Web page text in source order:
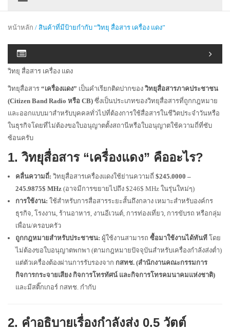
หน้าหลัก / สินค้าที่มีป้ายกำกับ “วิทยุ สื่อสาร เครื่อง แดง”
วิทยุ สื่อสาร เครื่อง แดง
วิทยุสื่อสาร “เครื่องแดง” เป็นคำเรียกติดปากของ วิทยุสื่อสารภาคประชาชน
(Citizen Band Radio หรือ CB) ซึ่งเป็นประเภทของวิทยุสื่อสารที่ถูกกฎหมาย
และออกแบบมาสำหรับบุคคลทั่วไปที่ต้องการใช้สื่อสารในชีวิตประจำวันหรือ
ในธุรกิจโดยที่ไม่ต้องขอใบอนุญาตตั้งสถานีหรือใบอนุญาตใช้ความถี่ที่ซับ
ซ้อนครับ
1. วิทยุสื่อสาร “เครื่องแดง” คืออะไร?
คลื่นความถี่: วิทยุสื่อสารเครื่องแดงใช้ย่านความถี่ $245.0000 –
245.9875$ MHz (อาจมีการขยายไปถึง $246$ MHz ในรุ่นใหม่ๆ)
การใช้งาน: ใช้สำหรับการสื่อสารระยะสั้นถึงกลาง เหมาะสำหรับองค์กร
ธุรกิจ, โรงงาน, ร้านอาหาร, งานอีเวนต์, การท่องเที่ยว, การขับรถ หรือกลุ่ม
เพื่อน/ครอบครัว
ถูกกฎหมายสำหรับประชาชน: ผู้ใช้งานสามารถ ซื้อมาใช้งานได้ทันที โดย
ไม่ต้องขอใบอนุญาตพกพา (ตามกฎหมายปัจจุบันสำหรับเครื่องกำลังส่งต่ำ)
แต่ตัวเครื่องต้องผ่านการรับรองจาก กสทช. (สำนักงานคณะกรรมการ
กิจการกระจายเสียง กิจการโทรทัศน์ และกิจการโทรคมนาคมแห่งชาติ)
และมีสติ๊กเกอร์ กสทช. กำกับ
2. คำอธิบายเรื่องกำลังส่ง 0.5 วัตต์